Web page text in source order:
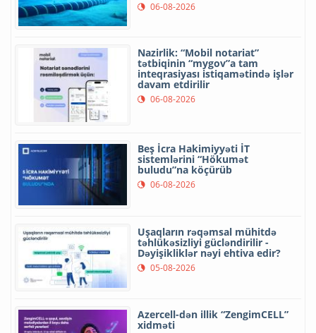
06-08-2026
Nazirlik: “Mobil notariat”
tətbiqinin “mygov”a tam
inteqrasiyası istiqamətində işlər
davam etdirilir
06-08-2026
Beş İcra Hakimiyyəti İT
sistemlərini “Hökumət
buludu”na köçürüb
06-08-2026
Uşaqların rəqəmsal mühitdə
təhlükəsizliyi gücləndirilir -
Dəyişikliklər nəyi ehtiva edir?
05-08-2026
Azercell-dən illik “ZengimCELL”
xidməti